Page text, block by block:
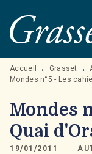
MENU
PIED DE PAGE
Accueil • Grasset •
Mondes n°5 - Les
Mondes
Quai
19/01/2011